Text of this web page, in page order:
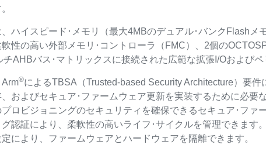
ハイスピード･メモリ（最大4MBのデュアル･バンクFlash
性の高い外部メモリ･コントローラ（FMC）、2個の
チAHBバス･マトリックスに接続された広範な拡張I/Oおよびペ
®によるTBSA（Trusted-based Security Architecture）要
およびセキュア･ファームウェア更新を実装するために必
ロビジョニングのセキュリティを確保できるセキュア･フ
認証により、柔軟性の高いライフ･サイクルを管理できま
により、ファームウェアとハードウェアを隔離できます。